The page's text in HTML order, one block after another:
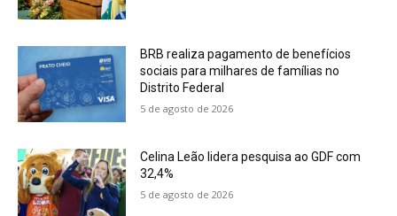
BRB realiza pagamento de benefícios
sociais para milhares de famílias no
Distrito Federal
5 de agosto de 2026
Celina Leão lidera pesquisa ao GDF com
32,4%
5 de agosto de 2026